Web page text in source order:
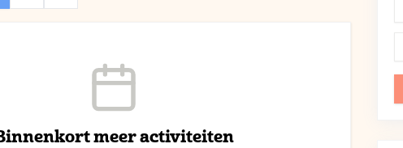
meer activiteiten